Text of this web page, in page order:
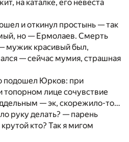
на каталке, его невеста
и откинул простынь — так
но — Ермолаев. Смерть
мужик красивый был,
— сейчас мумия, страшная
Юрков: при
топорном лице сочувствие
— эк, скорежило-то…
руку делать? — парень
кто? Так я мигом